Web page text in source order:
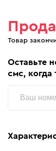
Товар
Оставьте
смс, когда